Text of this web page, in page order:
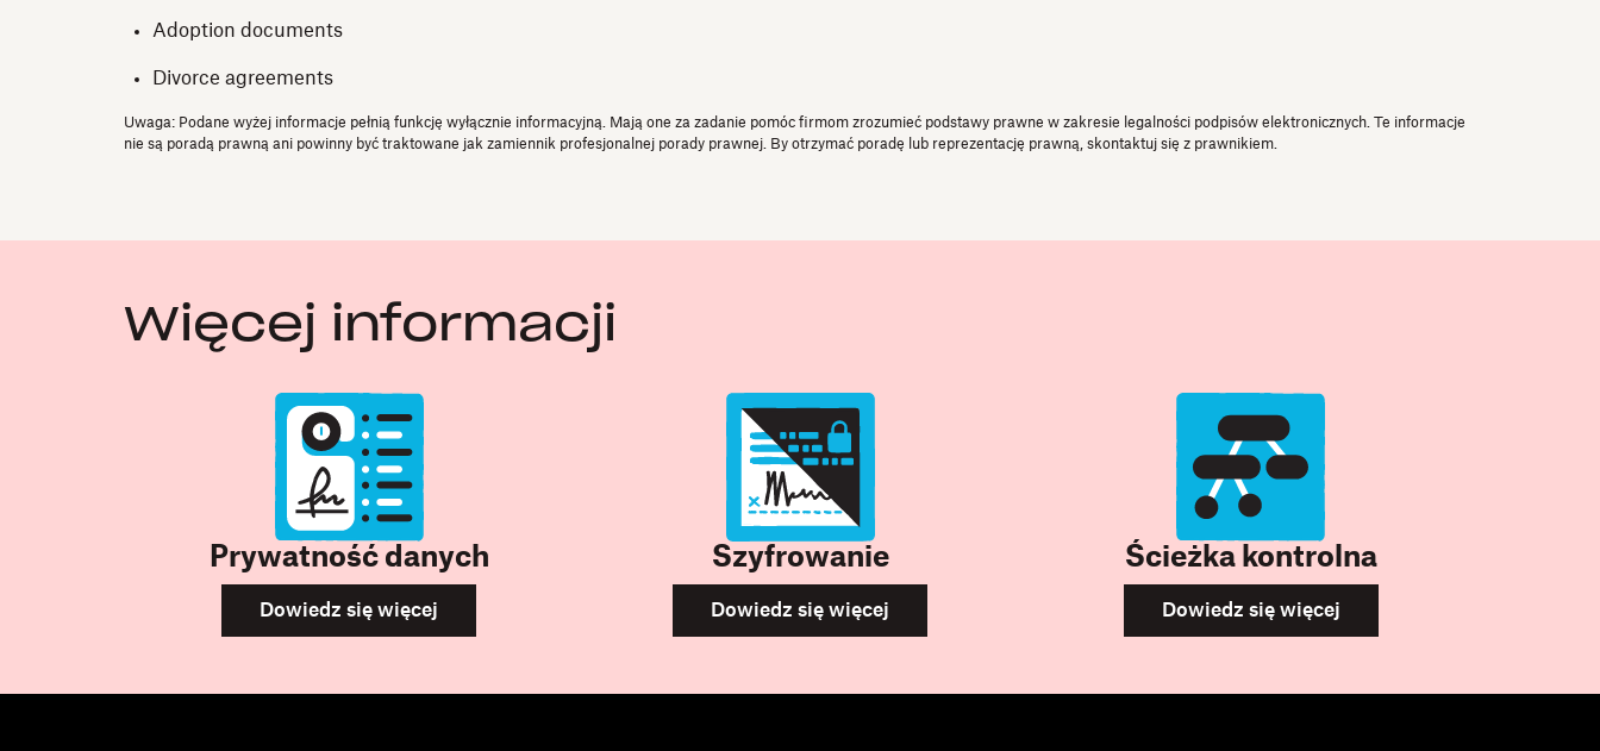
Adoption documents
Divorce agreements
Uwaga: Podane wyżej informacje pełnią funkcję wyłącznie informacyjną. Mają one za zadanie pomóc firmom zrozumieć podstawy prawne w zakresie legalności podpisów elektronicznych. Te informacje
nie są poradą prawną ani powinny być traktowane jak zamiennik profesjonalnej porady prawnej. By otrzymać poradę lub reprezentację prawną, skontaktuj się z prawnikiem.
Więcej informacji
Prywatność danych
Dowiedz się więcej
Szyfrowanie
Dowiedz się więcej
Ścieżka kontrolna
Dowiedz się więcej